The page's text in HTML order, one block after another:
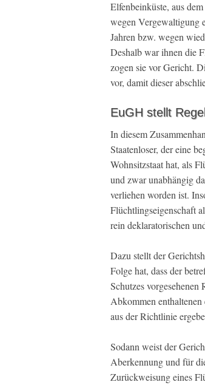
Elfenbeinküste, aus
wegen Vergewaltigung
Jahren bzw. wegen
Deshalb war ihnen die
zogen sie vor Gericht.
vor, damit dieser
EuGH stellt
In diesem
Staatenloser, der eine
Wohnsitzstaat hat, als
und zwar unabhängig
verliehen worden ist.
Flüchtlingseigenschaft
rein deklaratorischen
Dazu stellt der
Folge hat, dass der
Schutzes
Abkommen
aus der Richtlinie
Sodann weist der
Aberkennung und für
Zurückweisung eines